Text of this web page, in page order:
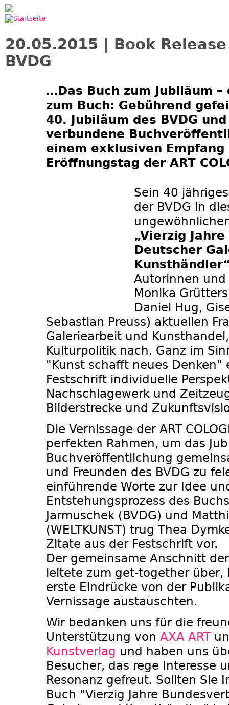
Jump to navigation
20.05.2015 | Book
BVDG
…Das Buch zum Jubiläum –
zum Buch: Gebührend
40. Jubiläum des BVDG
verbundene
einem exklusiven Empfang
Eröffnungstag der ART
Sein 40
der BVDG in
„Vierzig
Deutscher
Autorinnen
Monika
Daniel Hug,
Sebastian Preuss) aktuellen
Galeriearbeit und
Kulturpolitik nach. Ganz im
"Kunst schafft neues Denken"
Festschrift individuelle
Nachschlagewerk und
Bilderstrecke und
Die Vernissage der ART
perfekten Rahmen, um das
Buchveröffentlichung
und Freunden des BVDG zu
einführende Worte zur Idee
Entstehungsprozess des
Jarmuschek (BVDG) und
(WELTKUNST) trug Thea
Zitate aus der Festschrift vor.
Der gemeinsame Anschnitt
leitete zum get-together über,
erste Eindrücke von der
Vernissage austauschten.
Wir bedanken uns für die
Unterstützung von AXA ART
Kunstverlag und haben uns
Besucher, das rege Interesse
Resonanz gefreut. Sollten Sie
Buch "Vierzig Jahre